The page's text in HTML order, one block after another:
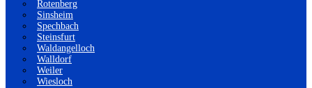
Rotenberg
Sinsheim
Spechbach
Steinsfurt
Waldangelloch
Walldorf
Weiler
Wiesloch